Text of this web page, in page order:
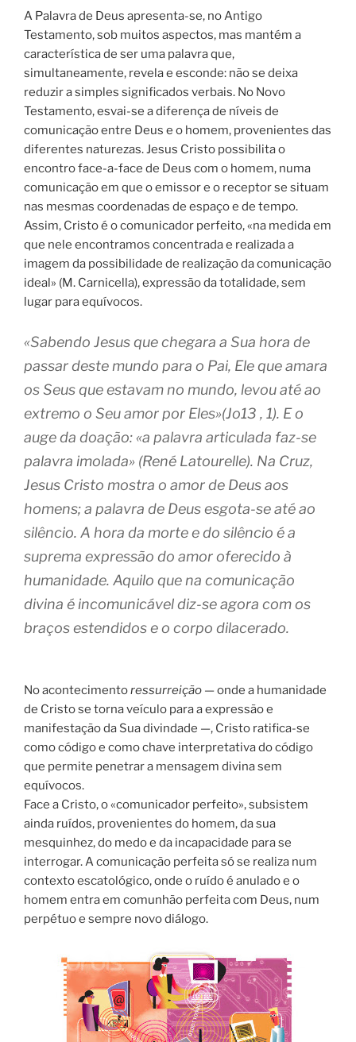
A Palavra de Deus apresenta-se, no Antigo
Testamento, sob muitos aspectos, mas mantém a
característica de ser uma palavra que,
simultaneamente, revela e esconde: não se deixa
reduzir a simples significados verbais. No Novo
Testamento, esvai-se a diferença de níveis de
comunicação entre Deus e o homem, provenientes das
diferentes naturezas. Jesus Cristo possibilita o
encontro face-a-face de Deus com o homem, numa
comunicação em que o emissor e o receptor se situam
nas mesmas coordenadas de espaço e de tempo.
Assim, Cristo é o comunicador perfeito, «na medida em
que nele encontramos concentrada e realizada a
imagem da possibilidade de realização da comunicação
ideal» (M. Carnicella), expressão da totalidade, sem
lugar para equívocos.
«Sabendo Jesus que chegara a Sua hora de
passar deste mundo para o Pai, Ele que amara
os Seus que estavam no mundo, levou até ao
extremo o Seu amor por Eles»(Jo13 , 1). E o
auge da doação: «a palavra articulada faz-se
palavra imolada» (René Latourelle). Na Cruz,
Jesus Cristo mostra o amor de Deus aos
homens; a palavra de Deus esgota-se até ao
silêncio. A hora da morte e do silêncio é a
suprema expressão do amor oferecido à
humanidade. Aquilo que na comunicação
divina é incomunicável diz-se agora com os
braços estendidos e o corpo dilacerado.
No acontecimentoressurreição — onde a humanidade
de Cristo se torna veículo para a expressão e
manifestação da Sua divindade —, Cristo ratifica-se
como código e como chave interpretativa do código
que permite penetrar a mensagem divina sem
equívocos.
Face a Cristo, o «comunicador perfeito», subsistem
ainda ruídos, provenientes do homem, da sua
mesquinhez, do medo e da incapacidade para se
interrogar. A comunicação perfeita só se realiza num
contexto escatológico, onde o ruído é anulado e o
homem entra em comunhão perfeita com Deus, num
perpétuo e sempre novo diálogo.